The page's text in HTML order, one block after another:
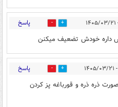
0 پاسخ
داره خودش تضعیف میکنن
2 پاسخ
ذره ذره و قورباغه پز کردن